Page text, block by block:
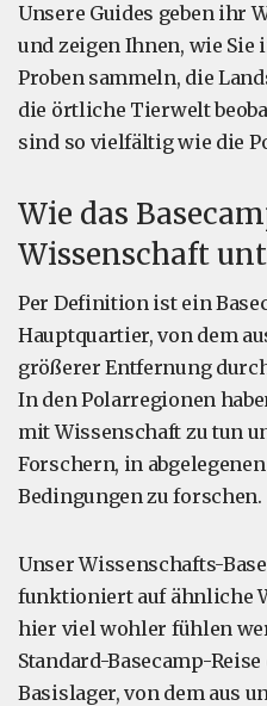
Unsere Guides geben ihr
und zeigen Ihnen, wie Sie
Proben sammeln, die
die örtliche Tierwelt
sind so vielfältig wie die
Wie das
Wissenschaft
Per Definition ist ein
Hauptquartier, von dem
größerer Entfernung
In den Polarregionen
mit Wissenschaft zu tun
Forschern, in
Bedingungen zu forschen.
Unser Wissenschafts-
funktioniert auf ähnliche
hier viel wohler fühlen
Standard-Basecamp-
Basislager, von dem aus